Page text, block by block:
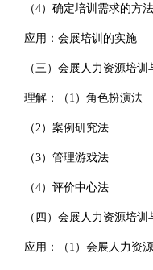
（4）确定培训需求的方法
应用：会展培训的实施
（三）会展人力资源培训与
理解：（1）角色扮演法
（2）案例研究法
（3）管理游戏法
（4）评价中心法
（四）会展人力资源培训与
应用：（1）会展人力资源